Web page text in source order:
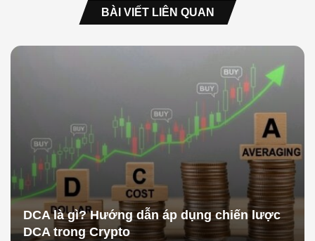
BÀI VIẾT LIÊN QUAN
DCA là gì? Hướng dẫn áp dụng chiến lược
DCA trong Crypto